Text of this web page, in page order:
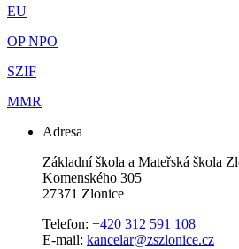
EU
OP NPO
SZIF
MMR
Adresa
Základní škola a Mateřská škola
Komenského 305
27371 Zlonice
Telefon: +420 312 591 108
E-mail: kancelar@zszlonice.cz